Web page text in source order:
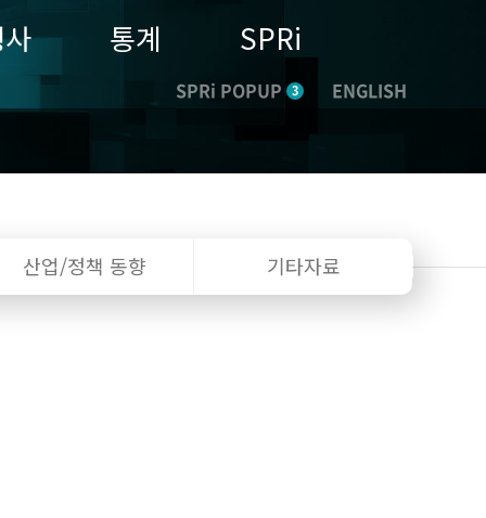
통계 SPRi
SPRi POPUP 3 ENGLISH
산업/정책 동향 기타자료